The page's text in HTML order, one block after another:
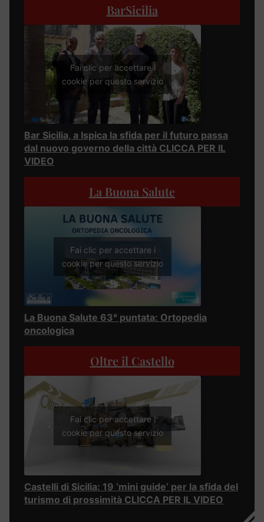
BarSicilia
Fai clic per accettare i
cookie per questo servizio
Bar Sicilia, a Ispica la sfida per il futuro passa
dal nuovo governo della città CLICCA PER IL
VIDEO
La Buona Salute
Fai clic per accettare i
cookie per questo servizio
La Buona Salute 63° puntata: Ortopedia
oncologica
Oltre il Castello
Fai clic per accettare i
cookie per questo servizio
Castelli di Sicilia: 19 ‘mini guide’ per la sfida del
turismo di prossimità CLICCA PER IL VIDEO